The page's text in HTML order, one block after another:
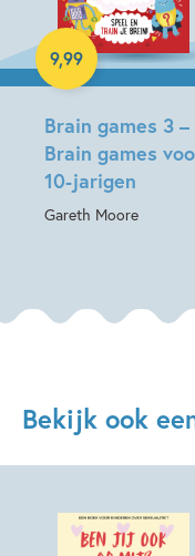
Brain games 3 –
Brain games
10-jarigen
Gareth Moore
9,99
Paperback
Bekijk ook